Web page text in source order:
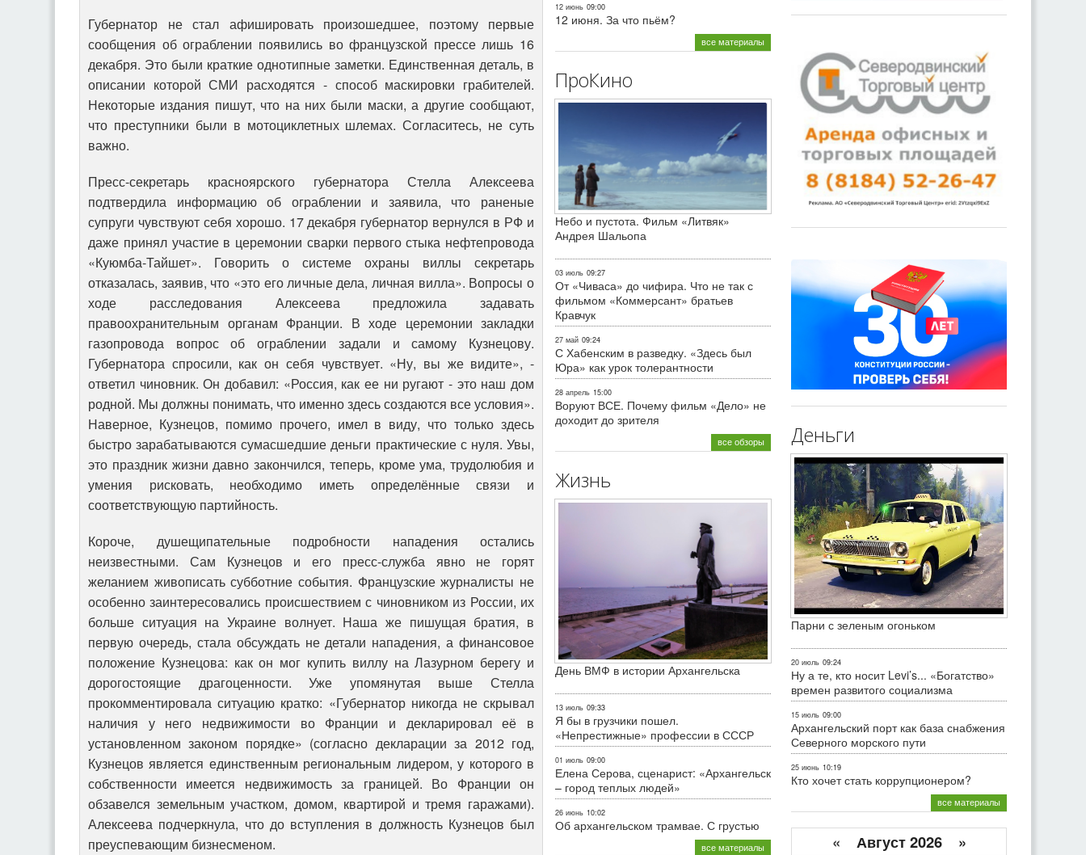
Губернатор не стал афишировать произошедшее, поэтому первые
сообщения об ограблении появились во французской прессе лишь 16
декабря. Это были краткие однотипные заметки. Единственная деталь, в
описании которой СМИ расходятся - способ маскировки грабителей.
Некоторые издания пишут, что на них были маски, а другие сообщают,
что преступники были в мотоциклетных шлемах. Согласитесь, не суть
важно.
Пресс-секретарь красноярского губернатора Стелла Алексеева
подтвердила информацию об ограблении и заявила, что раненые
супруги чувствуют себя хорошо. 17 декабря губернатор вернулся в РФ и
даже принял участие в церемонии сварки первого стыка нефтепровода
«Куюмба-Тайшет». Говорить о системе охраны виллы секретарь
отказалась, заявив, что «это его личные дела, личная вилла». Вопросы о
ходе расследования Алексеева предложила задавать
правоохранительным органам Франции. В ходе церемонии закладки
газопровода вопрос об ограблении задали и самому Кузнецову.
Губернатора спросили, как он себя чувствует. «Ну, вы же видите», -
ответил чиновник. Он добавил: «Россия, как ее ни ругают - это наш дом
родной. Мы должны понимать, что именно здесь создаются все условия».
Наверное, Кузнецов, помимо прочего, имел в виду, что только здесь
быстро зарабатываются сумасшедшие деньги практические с нуля. Увы,
это праздник жизни давно закончился, теперь, кроме ума, трудолюбия и
умения рисковать, необходимо иметь определённые связи и
соответствующую партийность.
Короче, душещипательные подробности нападения остались
неизвестными. Сам Кузнецов и его пресс-служба явно не горят
желанием живописать субботние события. Французские журналисты не
особенно заинтересовались происшествием с чиновником из России, их
больше ситуация на Украине волнует. Наша же пишущая братия, в
первую очередь, стала обсуждать не детали нападения, а финансовое
положение Кузнецова: как он мог купить виллу на Лазурном берегу и
дорогостоящие драгоценности. Уже упомянутая выше Стелла
прокомментировала ситуацию кратко: «Губернатор никогда не скрывал
наличия у него недвижимости во Франции и декларировал её в
установленном законом порядке» (согласно декларации за 2012 год,
Кузнецов является единственным региональным лидером, у которого в
собственности имеется недвижимость за границей. Во Франции он
обзавелся земельным участком, домом, квартирой и тремя гаражами).
Алексеева подчеркнула, что до вступления в должность Кузнецов был
преуспевающим бизнесменом.
12 июнь 09:00
12 июня. За что пьём?
все материалы
ПроКино
Небо и пустота. Фильм «Литвяк»
Андрея Шальопа
03 июль 09:27
От «Чиваса» до чифира. Что не так с
фильмом «Коммерсант» братьев
Кравчук
27 май 09:24
С Хабенским в разведку. «Здесь был
Юра» как урок толерантности
28 апрель 15:00
Воруют ВСЕ. Почему фильм «Дело» не
доходит до зрителя
все обзоры
Жизнь
День ВМФ в истории Архангельска
13 июль 09:33
Я бы в грузчики пошел.
«Непрестижные» профессии в СССР
01 июль 09:00
Елена Серова, сценарист: «Архангельск
– город теплых людей»
26 июнь 10:02
Об архангельском трамвае. С грустью
все материалы
Деньги
Парни с зеленым огоньком
20 июль 09:24
Ну а те, кто носит Levi’s... «Богатство»
времен развитого социализма
15 июль 09:00
Архангельский порт как база снабжения
Северного морского пути
25 июнь 10:19
Кто хочет стать коррупционером?
все материалы
« Август 2026 »